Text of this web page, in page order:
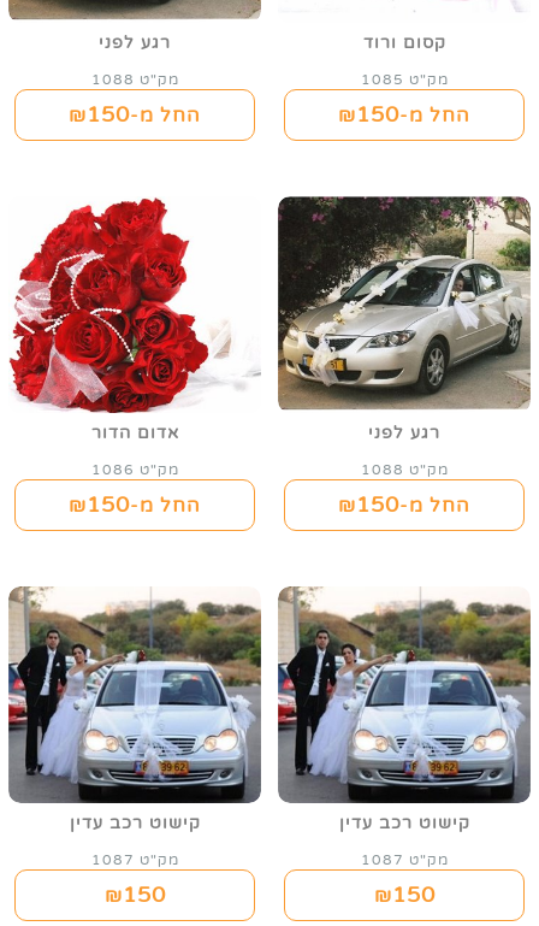
קסום ורוד
מק"ט 1085
החל מ-₪150
רגע לפני
מק"ט 1088
החל מ-₪150
רגע לפני
מק"ט 1088
החל מ-₪150
אדום הדור
מק"ט 1086
החל מ-₪150
קישוט רכב עדין
מק"ט 1087
₪150
קישוט רכב עדין
מק"ט 1087
₪150